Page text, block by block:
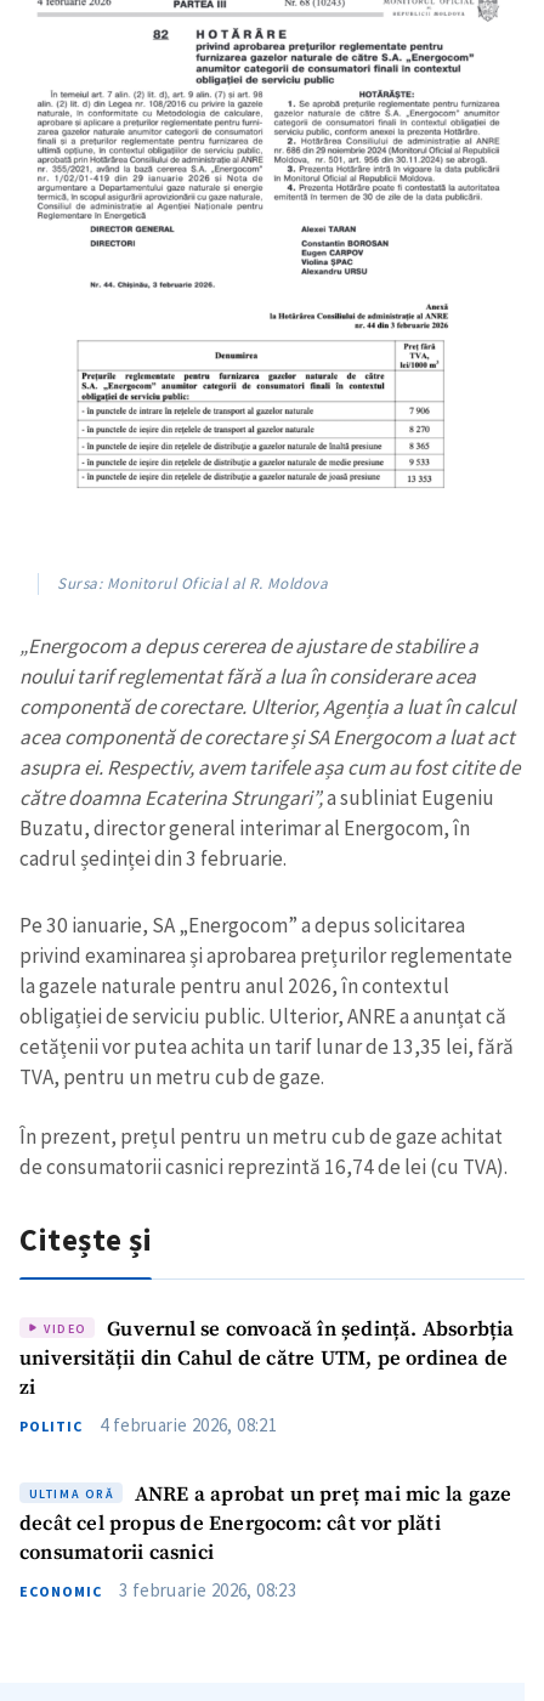
Sursa: Monitorul Oficial al R. Moldova
„Energocom a depus cererea de ajustare de stabilire a
noului tarif reglementat fără a lua în considerare acea
componentă de corectare. Ulterior, Agenția a luat în calcul
acea componentă de corectare și SA Energocom a luat act
asupra ei. Respectiv, avem tarifele așa cum au fost citite de
către doamna Ecaterina Strungari”,a subliniat Eugeniu
Buzatu, director general interimar al Energocom, în
cadrul ședinței din 3 februarie.
Pe 30 ianuarie, SA „Energocom” a depus solicitarea
privind examinarea și aprobarea prețurilor reglementate
la gazele naturale pentru anul 2026, în contextul
obligației de serviciu public. Ulterior, ANRE a anunțat că
cetățenii vor putea achita un tarif lunar de 13,35 lei, fără
TVA, pentru un metru cub de gaze.
În prezent, prețul pentru un metru cub de gaze achitat
de consumatorii casnici reprezintă 16,74 de lei (cu TVA).
Citește și
VIDEO
Guvernul se convoacă în ședință. Absorbția
universității din Cahul de către UTM, pe ordinea de
zi
POLITIC 4 februarie 2026, 08:21
ULTIMA ORĂ
ANRE a aprobat un preț mai mic la gaze
decât cel propus de Energocom: cât vor plăti
consumatorii casnici
ECONOMIC 3 februarie 2026, 08:23